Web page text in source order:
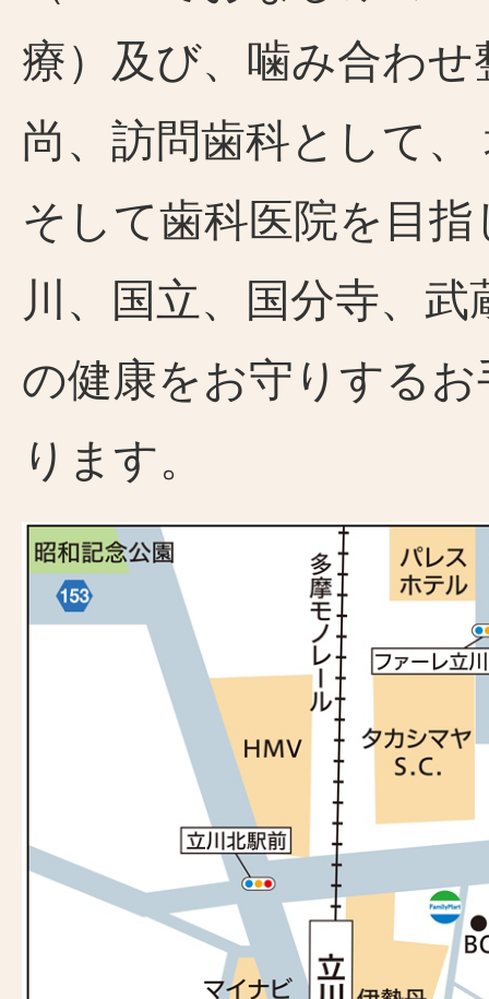
療）及び、噛み合わ
尚、訪問歯科として
そして歯科医院を目
川、国立、国分寺、
の健康をお守りする
ります。